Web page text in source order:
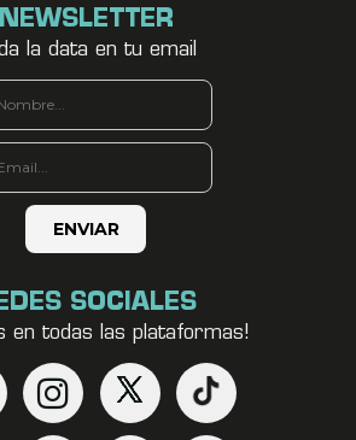
NEWSLETTER
la data en tu email
SOCIALES
en todas las plataformas!